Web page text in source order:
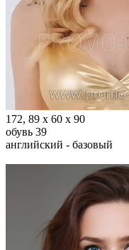
172, 89 х 60 х 90
обувь 39
английский - базовый